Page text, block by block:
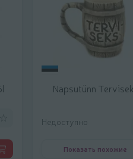
шт.
Napsutünn
Недоступно
Показать похожие